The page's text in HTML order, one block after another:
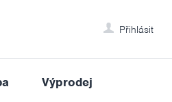
Přihlásit
Výprodej